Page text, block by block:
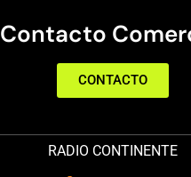
Contacto
CONTACTO
RADIO CONTINENTE